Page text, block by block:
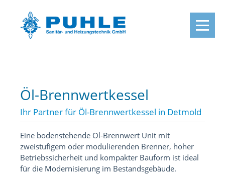
Öl-Brennwertkessel
Ihr Partner für Öl-Brennwertkessel in Detmold
Eine bodenstehende Öl-Brennwert Unit mit
zweistufigem oder modulierenden Brenner, hoher
Betriebssicherheit und kompakter Bauform ist ideal
für die Modernisierung im Bestandsgebäude.